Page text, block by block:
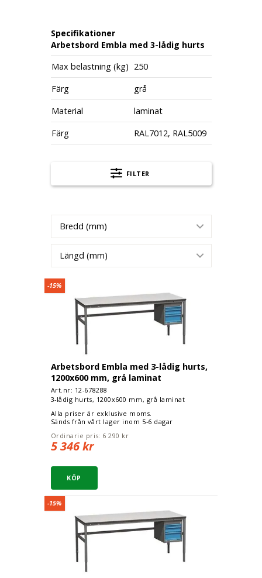
Specifikationer
Arbetsbord Embla med 3-lådig hurts
Max belastning (kg) 250
Färg
grå
Material
laminat
Färg
RAL7012, RAL5009
FILTER
Bredd (mm)
Längd (mm)
-15%
Arbetsbord Embla med 3-lådig hurts,
1200x600 mm, grå laminat
Art.nr: 12-678288
3-lådig hurts, 1200x600 mm, grå laminat
Alla priser är exklusive moms.
Sänds från vårt lager inom 5-6 dagar
Ordinarie pris: 6 290 kr
5 346 kr
-15% Arbetsbord Embla med 3-lådig hurts, 1600x600